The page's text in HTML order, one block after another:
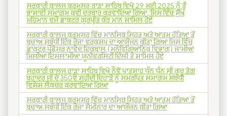
ਸਰਕਾਰੀ ਕਾਲਜ ਕਰਮਸਰ ਰਾੜਾ ਸਾਹਿਬ ਵਿਖੇ 29 ਮਈ 2025 ਨੂੰ ਤ੍ਰੈ
ਭਾਸ਼ਾਈ ਸਮਾਗਮ ਕਵੀ ਦਰਬਾਰ ਕਰਵਾਇਆ ਗਿਆ, ਜਿਸ ਵਿੱਚ ਮੁੱਖ
ਮਹਿਮਾਨ ਵਜੋਂ ਡਾਕਟਰ ਗੁਰਪ੍ਰੀਤ ਕੌਰ ਮਾਨ ਸ਼ਾਮਿਲ ਹੋਏ
ਸਰਕਾਰੀ ਕਾਲਜ ਕਰਮਸਰ ਵਿੱਚ ਮਾਨਸਿਕ ਸਿਹਤ ਅਤੇ ਆਤਮ ਹੱਤਿਆ ਤੋਂ
ਬਚਾਅ ਸਬੰਧੀ ਇੱਕ ਰੋਜ਼ਾ ਵਰਕਸ਼ਪ ਦਾ ਆਯੋਜਨ ਕੀਤਾ ਗਿਆ ਜਿਸ ਵਿੱਚ
ਡਾਕਟਰ ਪ੍ਰੋਫੈਸਰ ਨਾਵੇਦ ਇਕਬਾਲ (ਮਨੋਵਿਗਿਆਨਿਕ ਵਿਭਾਗ) ਜਾਮੀਆ
ਮਿਲੀਆ ਇਸਲਾਮੀਆ ਯੂਨੀਵਰਸਿਟੀ ਦਿੱਲੀ ਤੋ ਸ਼ਾਮਿਲ ਹੋਏ
ਸਰਕਾਰੀ ਕਾਲਜ ਰਾੜਾ ਸਾਹਿਬ ਵਿਖੇ ਨੌਵੇਂ ਪਾਤਸ਼ਾਹ ਧੰਨ ਧੰਨ ਸ੍ਰੀ ਗੁਰੂ ਤੇਗ
ਬਹਾਦਰ ਜੀ ਦੇ 350ਵੇਂ ਸ਼ਹੀਦੀ ਦਿਹਾੜੇ ਨੂੰ ਸਮਰਪਿਤ ਸਮਾਗਮ ਸਬੰਧੀ
ਵਿਸ਼ੇਸ਼ ਲੈਕਚਰ ਕਰਵਾਇਆ ਗਿਆ
ਸਰਕਾਰੀ ਕਾਲਜ ਕਰਮਸਰ ਵਿੱਚ ਮਾਨਸਿਕ ਸਿਹਤ ਅਤੇ ਆਤਮ ਹੱਤਿਆ ਤੋਂ
ਬਚਾਅ ਸਬੰਧੀ ਇੱਕ ਰੋਜ਼ਾ ਸੈਮੀਨਾਰ ਦਾ ਆਯੋਜਨ ਕੀਤਾ ਗਿਆ